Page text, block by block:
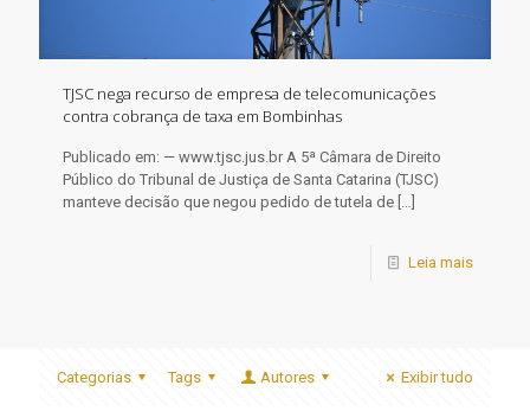
TJSC nega recurso de empresa de telecomunicações
contra cobrança de taxa em Bombinhas
Publicado em: — www.tjsc.jus.br A 5ª Câmara de Direito
Público do Tribunal de Justiça de Santa Catarina (TJSC)
manteve decisão que negou pedido de tutela de
Leia mais
Categorias Tags Autores Exibir tudo